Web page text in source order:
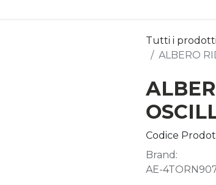
Tutti i prodotti
ALBERO
Codice
Brand:
AE-